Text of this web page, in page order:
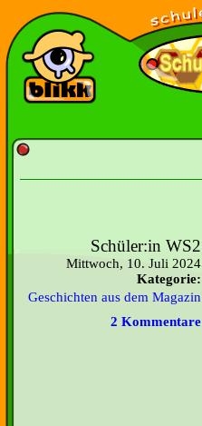
Schüler:in WS2
Mittwoch, 10. Juli 2024
Kategorie:
Geschichten aus dem Magazin
2 Kommentare